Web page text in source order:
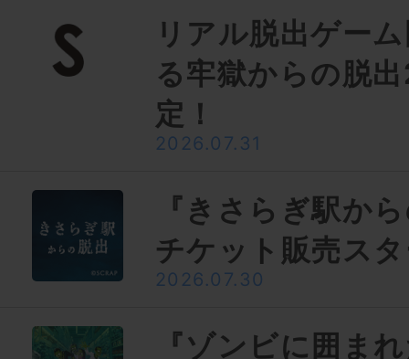
リアル脱出ゲー
る牢獄からの脱
定！
2026.07.31
『きさらぎ駅か
チケット販売ス
2026.07.30
『ゾンビに囲ま